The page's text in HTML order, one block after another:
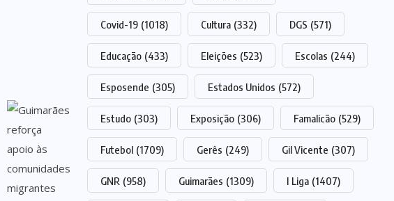
Covid-19 (1018) Cultura (332) DGS (571)
Educação (433) Eleições (523) Escolas (244)
Esposende (305) Estados Unidos (572)
Estudo (303) Exposição (306) Famalicão (529)
Futebol (1709) Gerês (249) Gil Vicente (307)
GNR (958) Guimarães (1309) I Liga (1407)